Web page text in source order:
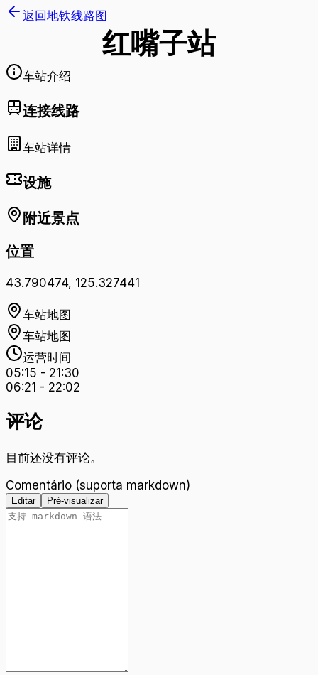
返回地铁线路图
红嘴子站
车站介绍
连接线路
车站详情
设施
附近景点
位置
43.790474, 125.327441
车站地图
车站地图
运营时间
05:15 - 21:30
06:21 - 22:02
评论
目前还没有评论。
Comentário (suporta markdown)
Editar Pré-visualizar